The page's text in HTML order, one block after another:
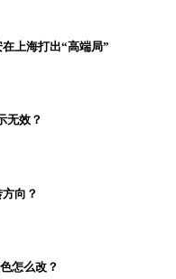
上海打出“高端局”
无效？
向？
怎么改？